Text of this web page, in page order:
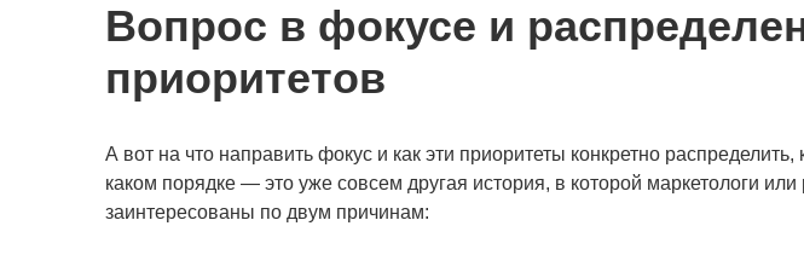
Вопрос в фокусе и
приоритетов
А вот на что направить фокус и как эти приоритеты конкретно распределить,
каком порядке — это уже совсем другая история, в которой маркетологи
заинтересованы по двум причинам: